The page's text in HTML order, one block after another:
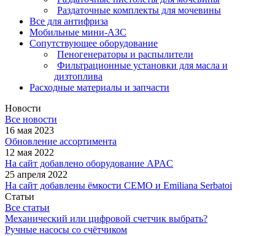
Раздаточные комплекты для мочевины
Все для антифриза
Мобильные мини-АЗС
Сопутствующее оборудование
Пеногенераторы и распылители
Фильтрационные установки для масла и
дизтоплива
Расходные материалы и запчасти
Новости
Все новости
16 мая 2023
Обновление ассортимента
12 мая 2022
На сайт добавлено оборудование APAC
25 апреля 2022
На сайт добавлены ёмкости CEMO и Emiliana Serbatoi
Статьи
Все статьи
Механический или цифровой счетчик выбрать?
Ручные насосы со счётчиком